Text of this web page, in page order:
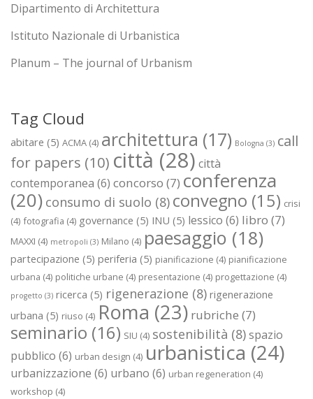
Dipartimento di Architettura
Istituto Nazionale di Urbanistica
Planum – The journal of Urbanism
Tag Cloud
abitare (5) ACMA (4) architettura (17) Bologna (3) call
for papers (10) città (28) città
contemporanea (6) concorso (7) conferenza
(20) consumo di suolo (8) convegno (15) crisi
(4) fotografia (4) governance (5) INU (5) lessico (6) libro (7)
MAXXI (4) metropoli (3) Milano (4) paesaggio (18)
partecipazione (5) periferia (5) pianificazione (4) pianificazione
urbana (4) politiche urbane (4) presentazione (4) progettazione (4)
progetto (3) ricerca (5) rigenerazione (8) rigenerazione
urbana (5) riuso (4) Roma (23) rubriche (7)
seminario (16) SIU (4) sostenibilità (8)spazio
pubblico (6) urban design (4) urbanistica (24)
urbanizzazione (6) urbano (6) urban regeneration (4)
workshop (4)